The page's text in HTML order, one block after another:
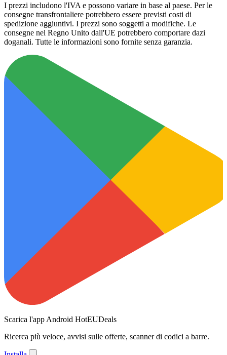
I prezzi includono l'IVA e possono variare in base al paese. Per le
consegne transfrontaliere potrebbero essere previsti costi di
spedizione aggiuntivi. I prezzi sono soggetti a modifiche. Le
consegne nel Regno Unito dall'UE potrebbero comportare dazi
doganali. Tutte le informazioni sono fornite senza garanzia.
Scarica l'app Android HotEUDeals
Ricerca più veloce, avvisi sulle offerte, scanner di codici a barre.